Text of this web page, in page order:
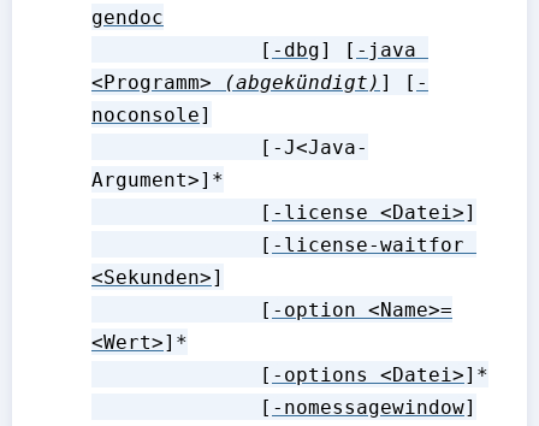
gendoc
              [
-dbg] [ -java
<Programm>
(abgekündigt) ] [ -
noconsole]
Argument>]*
              [
-license <Datei>]
              [
-license-waitfor
<Sekunden>]
              [
-option <Name>=
<Wert>]*
              [
-options <Datei>]*
              [
-nomessagewindow]